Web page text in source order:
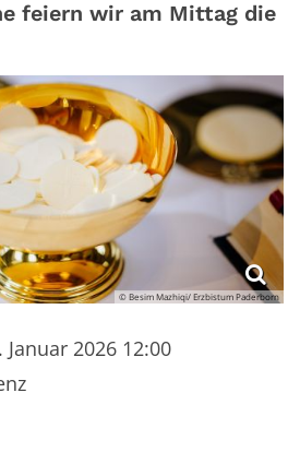
feiern wir am Mittag die
© Besim Mazhiqi/ Erzbistum Paderborn
2026 12:00